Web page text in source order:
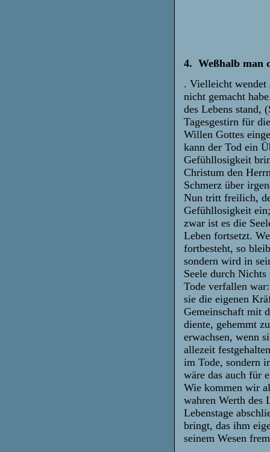
4. Weßhalb man
. Vielleicht wendet
nicht gemacht
des Lebens stand,
Tagesgestirn für
Willen Gottes
kann der Tod ein
Gefühllosigkeit
Christum den
Schmerz über
Nun tritt freilich,
Gefühllosigkeit
zwar ist es die
Leben fortsetzt.
fortbesteht, so
sondern wird in
Seele durch
Tode verfallen
sie die eigenen
Gemeinschaft mit
diente, gehemmt
erwachsen, wenn
allezeit
im Tode, sondern
wäre das auch für
Wie kommen wir
wahren Werth des
Lebenstage
bringt, das ihm
seinem Wesen